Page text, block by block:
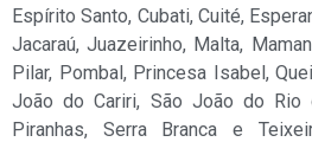
Espírito Santo, Cubati, Cuité,
Jacaraú, Juazeirinho, Malta,
Pilar, Pombal, Princesa Isabel,
João do Cariri, São João do
Piranhas, Serra Branca e